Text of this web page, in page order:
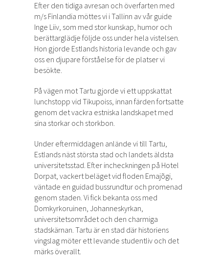
Efter den tidiga avresan och överfarten med
m/s Finlandia möttes vi i Tallinn av vår guide
Inge Liiv, som med stor kunskap, humor och
berättarglädje följde oss under hela vistelsen.
Hon gjorde Estlands historia levande och gav
oss en djupare förståelse för de platser vi
besökte.
På vägen mot Tartu gjorde vi ett uppskattat
lunchstopp vid Tikupoiss, innan färden fortsatte
genom det vackra estniska landskapet med
sina storkar och storkbon.
Under eftermiddagen anlände vi till Tartu,
Estlands näst största stad och landets äldsta
universitetsstad. Efter incheckningen på Hotel
Dorpat, vackert beläget vid floden Emajõgi,
väntade en guidad bussrundtur och promenad
genom staden. Vi fick bekanta oss med
Domkyrkoruinen, Johanneskyrkan,
universitetsområdet och den charmiga
stadskärnan. Tartu är en stad där historiens
vingslag möter ett levande studentliv och det
märks överallt.